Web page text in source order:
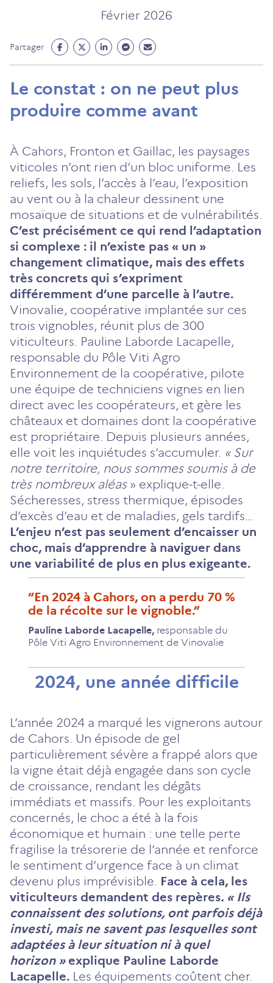
Février 2026
Partager
Partage
Facebook
un
nouvel
Partage
Twitter
un
nouvel
Partage
Linkedin
un
nouvel
Partage
Messenger
un
nouvel
Partage
Mail
un
nouvel
Le constat : on ne peut plus
produire comme avant
À Cahors, Fronton et Gaillac, les paysages
viticoles n’ont rien d’un bloc uniforme. Les
reliefs, les sols, l’accès à l’eau, l’exposition
au vent ou à la chaleur dessinent une
mosaïque de situations et de vulnérabilités.
C’est précisément ce qui rend l’adaptation
si complexe : il n’existe pas « un »
changement climatique, mais des effets
très concrets qui s’expriment
différemment d’une parcelle à l’autre.
Vinovalie, coopérative implantée sur ces
trois vignobles, réunit plus de 300
viticulteurs. Pauline Laborde Lacapelle,
responsable du Pôle Viti Agro
Environnement de la coopérative, pilote
une équipe de techniciens vignes en lien
direct avec les coopérateurs, et gère les
châteaux et domaines dont la coopérative
est propriétaire. Depuis plusieurs années,
elle voit les inquiétudes s’accumuler. « Sur
notre territoire, nous sommes soumis à de
très nombreux aléas» explique-t-elle.
Sécheresses, stress thermique, épisodes
d’excès d’eau et de maladies, gels tardifs…
L’enjeu n’est pas seulement d’encaisser un
choc, mais d’apprendre à naviguer dans
une variabilité de plus en plus exigeante.
En 2024 à Cahors, on a perdu 70 %
de la récolte sur le vignoble.
Pauline Laborde Lacapelle, responsable du
Pôle Viti Agro Environnement de Vinovalie
2024, une année difficile
L’année 2024 a marqué les vignerons autour
de Cahors. Un épisode de gel
particulièrement sévère a frappé alors que
la vigne était déjà engagée dans son cycle
de croissance, rendant les dégâts
immédiats et massifs. Pour les exploitants
concernés, le choc a été à la fois
économique et humain : une telle perte
fragilise la trésorerie de l’année et renforce
le sentiment d’urgence face à un climat
devenu plus imprévisible. Face à cela, les
viticulteurs demandent des repères. « Ils
connaissent des solutions, ont parfois déjà
investi, mais ne savent pas lesquelles sont
adaptées à leur situation ni à quel
horizon »explique Pauline Laborde
Lacapelle. Les équipements coûtent cher.